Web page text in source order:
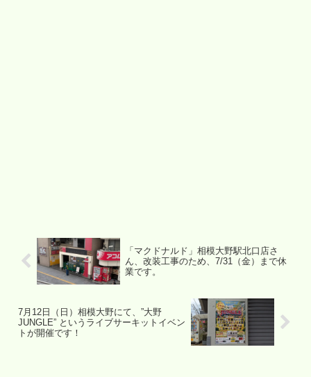
「マクドナルド」相模大野駅北口店さ
ん、改装工事のため、7/31（金）まで休
業です。
7月12日（日）相模大野にて、”大野
JUNGLE” というライブサーキットイベン
トが開催です！